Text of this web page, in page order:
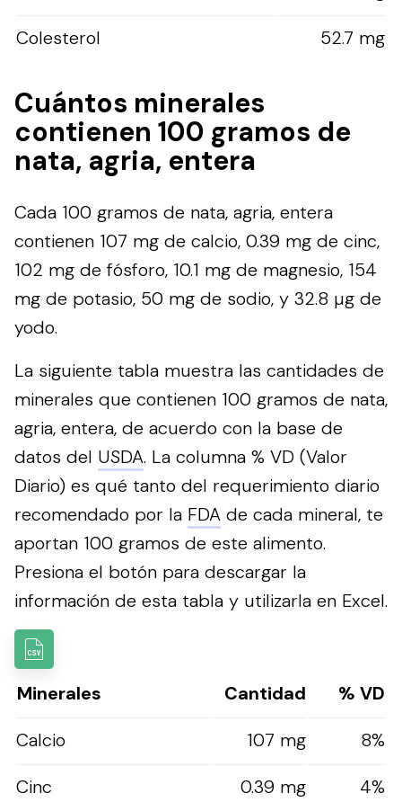
Colesterol
52.7 mg
Cuántos minerales
contienen 100 gramos de
nata, agria, entera
Cada 100 gramos de nata, agria, entera
contienen 107 mg de calcio, 0.39 mg de cinc,
102 mg de fósforo, 10.1 mg de magnesio, 154
mg de potasio, 50 mg de sodio, y 32.8 µg de
yodo.
La siguiente tabla muestra las cantidades de
minerales que contienen 100 gramos de nata,
agria, entera, de acuerdo con la base de
datos del USDA. La columna % VD (Valor
Diario) es qué tanto del requerimiento diario
recomendado por la FDA de cada mineral, te
aportan 100 gramos de este alimento.
Presiona el botón para descargar la
información de esta tabla y utilizarla en Excel.
Minerales Cantidad
% VD
Calcio
107 mg
8%
Cinc
0.39 mg
4%